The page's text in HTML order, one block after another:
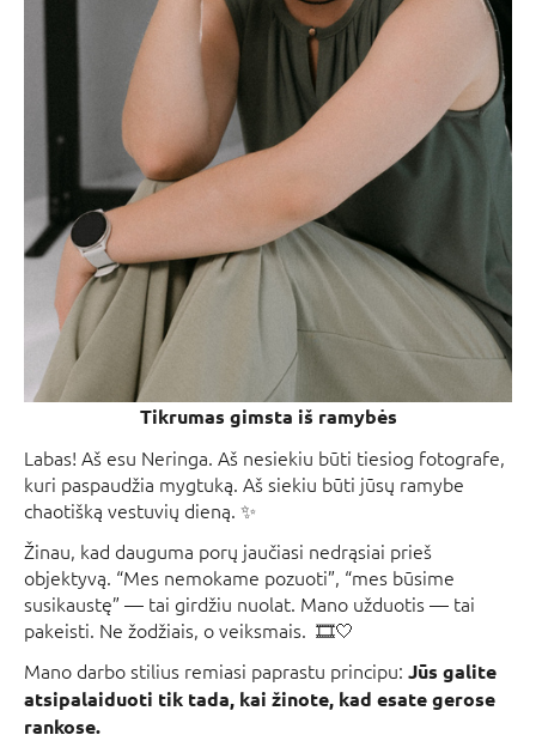
Tikrumas gimsta iš ramybės
Labas! Aš esu Neringa. Aš nesiekiu būti tiesiog fotografe,
kuri paspaudžia mygtuką. Aš siekiu būti jūsų ramybe
chaotišką vestuvių dieną. ✨
Žinau, kad dauguma porų jaučiasi nedrąsiai prieš
objektyvą. “Mes nemokame pozuoti”, “mes būsime
susikaustę” — tai girdžiu nuolat. Mano užduotis — tai
pakeisti. Ne žodžiais, o veiksmais. 🎞️🤍
Mano darbo stilius remiasi paprastu principu: Jūs galite
atsipalaiduoti tik tada, kai žinote, kad esate gerose
rankose.